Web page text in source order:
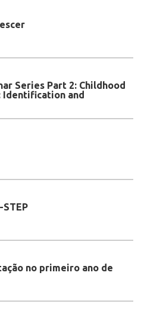
Series Part 2: Childhood
Identification and
no primeiro ano de